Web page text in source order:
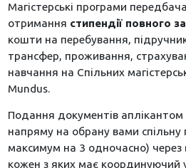
Магістерські програми
отримання стипендії повного
кошти на перебування,
трансфер, проживання,
навчання на Спільних
Mundus.
Подання документів аплікантом
напряму на обрану вами спільну
максимум на 3 одночасно) через
кожен з яких має координуючий